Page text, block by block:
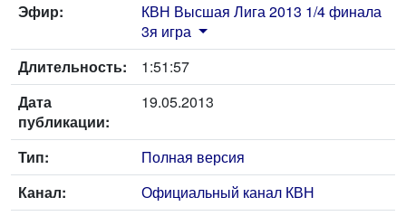
Эфир:
КВН Высшая Лига 2013 1/4 финала
3я игра
Длительность:
1:51:57
Дата
публикации:
19.05.2013
Тип:
Полная версия
Канал:
Официальный канал КВН